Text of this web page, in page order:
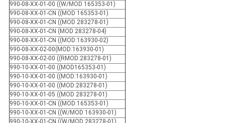
990-08-XX-01-00 ((W/MOD 165353-01)
990-08-XX-01-CN ((MOD 165353-01)
990-08-XX-01-CN ((MOD 283278-01)
990-08-XX-01-CN (MOD 283278-04)
990-08-XX-01-CN ((MOD:163930-02)
990-08-XX-02-00(MOD:163930-01)
990-08-XX-02-00 ((RMOD:283278-01)
990-10-XX-01-00 ((MOD165353-01)
990-10-XX-01-00 ((MOD:163930-01)
990-10-XX-01-00 ((MOD:283278-01)
990-10-XX-01-05 ((MOD 283278-01)
990-10-XX-01-CN ((MOD:165353-01)
990-10-XX-01-CN ((W/MOD 163930-01)